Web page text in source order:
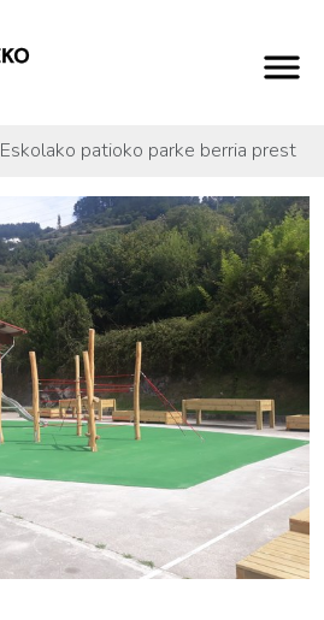
Eskolako patioko parke berria prest